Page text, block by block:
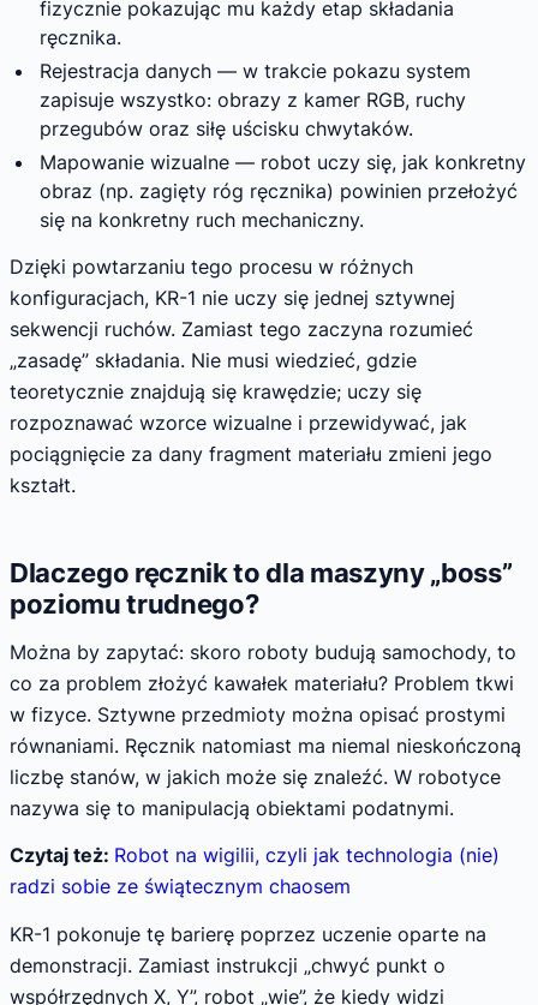
fizycznie pokazując mu każdy etap składania
ręcznika.
Rejestracja danych — w trakcie pokazu system
zapisuje wszystko: obrazy z kamer RGB, ruchy
przegubów oraz siłę uścisku chwytaków.
Mapowanie wizualne — robot uczy się, jak konkretny
obraz (np. zagięty róg ręcznika) powinien przełożyć
się na konkretny ruch mechaniczny.
Dzięki powtarzaniu tego procesu w różnych
konfiguracjach, KR-1 nie uczy się jednej sztywnej
sekwencji ruchów. Zamiast tego zaczyna rozumieć
„zasadę” składania. Nie musi wiedzieć, gdzie
teoretycznie znajdują się krawędzie; uczy się
rozpoznawać wzorce wizualne i przewidywać, jak
pociągnięcie za dany fragment materiału zmieni jego
kształt.
Dlaczego ręcznik to dla maszyny „boss”
poziomu trudnego?
Można by zapytać: skoro roboty budują samochody, to
co za problem złożyć kawałek materiału? Problem tkwi
w fizyce. Sztywne przedmioty można opisać prostymi
równaniami. Ręcznik natomiast ma niemal nieskończoną
liczbę stanów, w jakich może się znaleźć. W robotyce
nazywa się to manipulacją obiektami podatnymi.
Czytaj też: Robot na wigilii, czyli jak technologia (nie)
radzi sobie ze świątecznym chaosem
KR-1 pokonuje tę barierę poprzez uczenie oparte na
demonstracji. Zamiast instrukcji „chwyć punkt o
współrzędnych X, Y”, robot „wie”, że kiedy widzi